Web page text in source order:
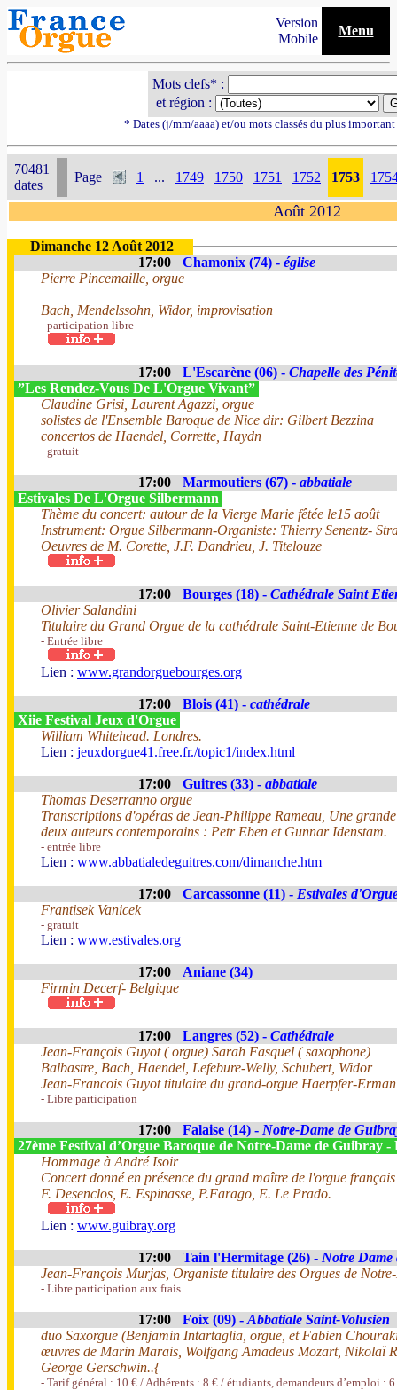
Version
Mobile
Menu
Mots clefs* :
et région :
* Dates (j/mm/aaaa) et/ou mots classés du plus
70481
dates
Page 1 ... 1749 1750 1751 1752 1753
Août 2012
Dimanche 12 Août 2012
17:00
Chamonix (74) - église
Pierre Pincemaille, orgue
Bach, Mendelssohn, Widor, improvisation
- participation libre
17:00 L'Escarène (06) - Chapelle des
”Les Rendez-Vous De L'Orgue Vivant”
Claudine Grisi, Laurent Agazzi, orgue
solistes de l'Ensemble Baroque de Nice dir: Gilbert Bezzina
concertos de Haendel, Corrette, Haydn
- gratuit
17:00 Marmoutiers (67) - abbatiale
Estivales De L'Orgue Silbermann
Thème du concert: autour de la Vierge Marie fêtée le15 août
Instrument: Orgue Silbermann-Organiste: Thierry Senentz-
Oeuvres de M. Corette, J.F. Dandrieu, J. Titelouze
17:00 Bourges (18) - Cathédrale Saint
Olivier Salandini
Titulaire du Grand Orgue de la cathédrale Saint-Etienne de
- Entrée libre
Lien : www.grandorguebourges.org
17:00 Blois (41) - cathédrale
Xiie Festival Jeux d'Orgue
William Whitehead. Londres.
Lien : jeuxdorgue41.free.fr./topic1/index.html
17:00 Guitres (33) - abbatiale
Thomas Deserranno orgue
Transcriptions d'opéras de Jean-Philippe Rameau, Une
deux auteurs contemporains : Petr Eben et Gunnar Idenstam.
- entrée libre
Lien : www.abbatialedeguitres.com/dimanche.htm
17:00 Carcassonne (11) - Estivales
Frantisek Vanicek
- gratuit
Lien : www.estivales.org
17:00
Aniane (34)
Firmin Decerf- Belgique
17:00 Langres (52) - Cathédrale
Jean-François Guyot ( orgue) Sarah Fasquel ( saxophone)
Balbastre, Bach, Haendel, Lefebure-Welly, Schubert, Widor
Jean-Francois Guyot titulaire du grand-orgue Haerpfer-
- Libre participation
17:00 Falaise (14) - Notre-Dame de
27ème Festival d’Orgue Baroque de Notre-Dame de Guibray -
Hommage à André Isoir
Concert donné en présence du grand maître de l'orgue
F. Desenclos, E. Espinasse, P.Farago, E. Le Prado.
Lien : www.guibray.org
17:00 Tain l'Hermitage (26) - Notre
Jean-François Murjas, Organiste titulaire des Orgues de
- Libre participation aux frais
17:00 Foix (09) - Abbatiale Saint-Volusien
duo Saxorgue (Benjamin Intartaglia, orgue, et Fabien
œuvres de Marin Marais, Wolfgang Amadeus Mozart, Nikolaï
George Gerschwin..{
- Tarif général : 10 € / Adhérents : 8 € / étudiants, demandeurs d’emploi :